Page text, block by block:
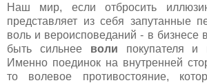
Наш мир, если отбросить
представляет из себя запутанные
воль и вероисповеданий - в бизнесе
быть сильнее воли покупателя и
Именно поединок на внутренней
то волевое противостояние,